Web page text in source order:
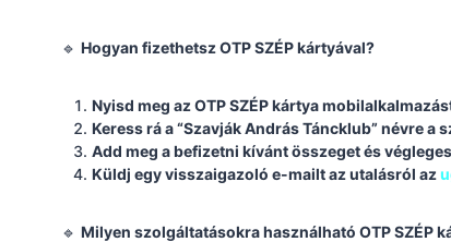
🔹 Hogyan fizethetsz OTP SZÉP kártyával?
Nyisd meg az OTP SZÉP kártya
Keress rá a “Szavják András Táncklub” névre a
Add meg a befizetni kívánt összeget és
Küldj egy visszaigazoló e-mailt az utalásról az
🔹 Milyen szolgáltatásokra használható OTP SZÉP